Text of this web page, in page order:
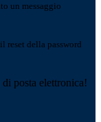
un messaggio
reset della password
posta elettronica!